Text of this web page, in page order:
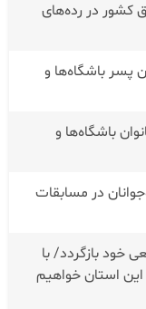
کشور در رده‌های
پسر باشگاه‌ها و
باشگاه‌ها و
در مسابقات
خود بازگردد/ با
این استان خواهیم